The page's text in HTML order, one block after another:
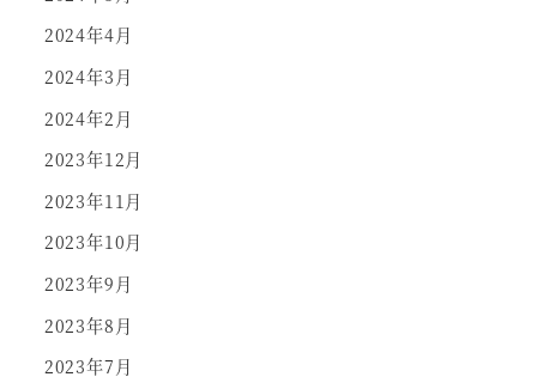
2024年4月
2024年3月
2024年2月
2023年12月
2023年11月
2023年10月
2023年9月
2023年8月
2023年7月